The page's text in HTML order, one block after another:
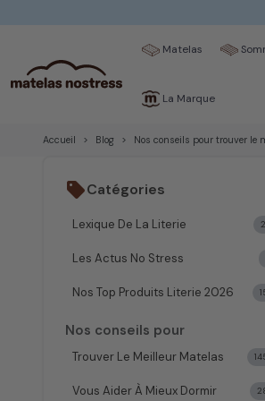
Matelas
La Marque
Accueil Blog Nos conseils pour trouver le
sellCatégories
Lexique De La Literie
Les Actus No Stress
Nos Top Produits Literie 2026
Nos conseils pour
Trouver Le Meilleur Matelas
Vous Aider À Mieux Dormir